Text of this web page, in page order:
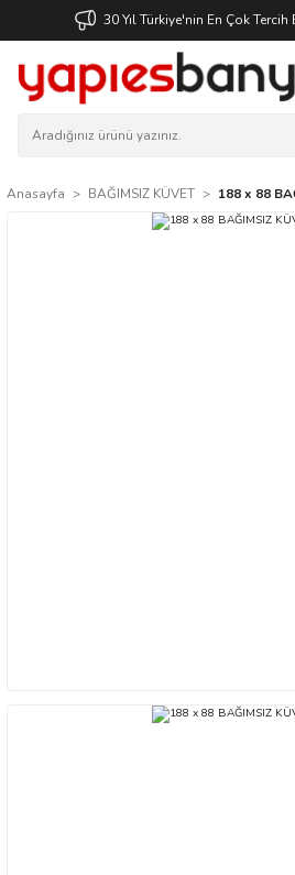
30 Yıl Türkiye'nin En Çok Tercih
Anasayfa BAĞIMSIZ KÜVET 188 x 88